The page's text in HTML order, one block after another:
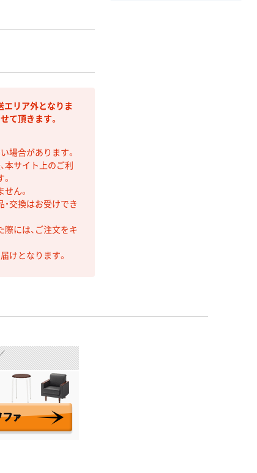
エリア外となりま
て頂きます。
場合があります。
本サイト上のご利
ん。
交換はお受けでき
には、ご注文をキ
けとなります。